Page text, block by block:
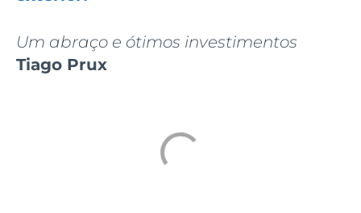
Um abraço e ótimos investimentos
Tiago Prux